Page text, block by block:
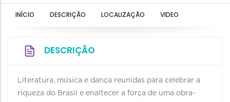
INÍCIO DESCRIÇÃO LOCALIZAÇÃO VIDEO
DESCRIÇÃO
Literatura, música e dança reunidas para celebrar a
riqueza do Brasil e enaltecer a força de uma obra-